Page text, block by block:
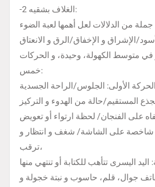
-2 الغلاف بشقيه:
من الدلالات لعل أهمها لعبة الضوء
متوسط الكهولة، وحيدة، و الحركات
خمس:
الحركة الأولى: الجلوس/الراحة الجسدية
المستقيم/حالة من الهدوء و التركيز
على الفنجان/ لحظة ارتواء أو تعويض
شاخصة على الشاشة/ شغف و انتظار و
ترقب،
جوال، قلم، حاسوب و نبتة خجولة و